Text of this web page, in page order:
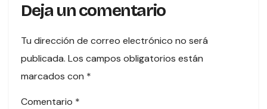
Deja un comentario
Tu dirección de correo electrónico no será
publicada. Los campos obligatorios están
marcados con *
Comentario *